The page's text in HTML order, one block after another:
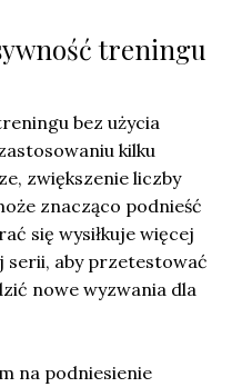
treningu
bez użycia
kilku
zwiększenie liczby
znacząco podnieść
się wysiłkuje więcej
serii, aby przetestować
nowe wyzwania dla
na podniesienie